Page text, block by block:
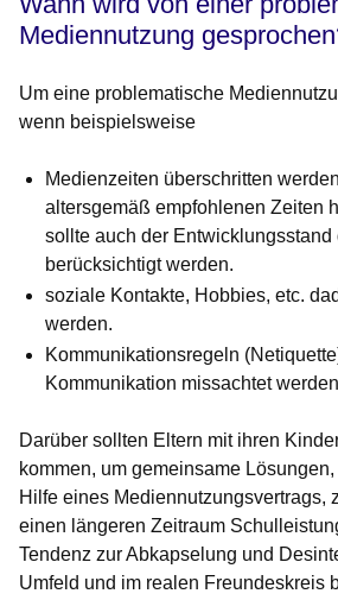
Mediennutzung
Um eine problematische
wenn beispielsweise
Medienzeiten überschritten
altersgemäß empfohlenen Zeiten
sollte auch der Entwicklungsstand
berücksichtigt werden.
soziale Kontakte, Hobbies, etc.
werden.
Kommunikationsregeln
Kommunikation missachtet
Darüber sollten Eltern mit ihren
kommen, um gemeinsame
Hilfe eines Mediennutzungsvertrags,
einen längeren Zeitraum
Tendenz zur Abkapselung und
Umfeld und im realen Freundeskreis